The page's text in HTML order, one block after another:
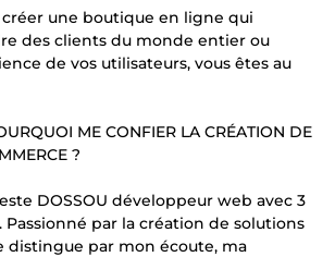
créer une boutique en ligne qui
des clients du monde entier ou
de vos utilisateurs, vous êtes au
ME CONFIER LA CRÉATION DE
?
DOSSOU développeur web avec 3
Passionné par la création de solutions
distingue par mon écoute, ma